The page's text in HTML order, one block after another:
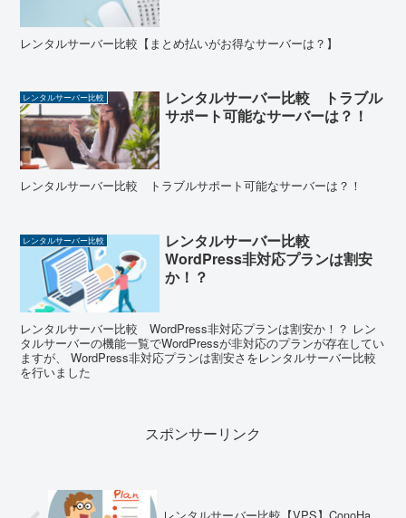
レンタルサーバー比較【まとめ払いがお得なサーバーは？】
レンタルサーバー比較
レンタルサーバー比較 トラブル
サポート可能なサーバーは？！
レンタルサーバー比較 トラブルサポート可能なサーバーは？！
レンタルサーバー比較
レンタルサーバー比較
WordPress非対応プランは割安
か！？
レンタルサーバー比較 WordPress非対応プランは割安か！？ レン
タルサーバーの機能一覧でWordPressが非対応のプランが存在してい
ますが、 WordPress非対応プランは割安さをレンタルサーバー比較
を行いました
スポンサーリンク